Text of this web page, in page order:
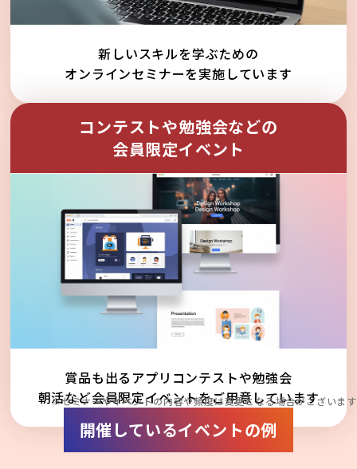
新しいスキルを学ぶための
オンラインセミナーを実施しています
コンテストや勉強会などの
会員限定イベント
賞品も出るアプリコンテストや勉強会
朝活など会員限定イベントをご用意しています
※セミナーやイベントの内容や頻度は変更となる場合がございます
開催しているイベントの例